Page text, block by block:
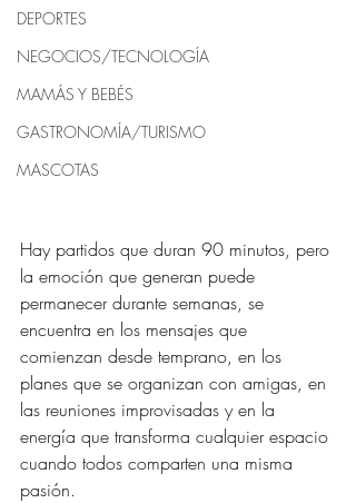
DEPORTES
NEGOCIOS/TECNOLOGÍA
MAMÁS Y BEBÉS
GASTRONOMÍA/TURISMO
MASCOTAS
Hay partidos que duran 90 minutos, pero
la emoción que generan puede
permanecer durante semanas, se
encuentra en los mensajes que
comienzan desde temprano, en los
planes que se organizan con amigas, en
las reuniones improvisadas y en la
energía que transforma cualquier espacio
cuando todos comparten una misma
pasión.